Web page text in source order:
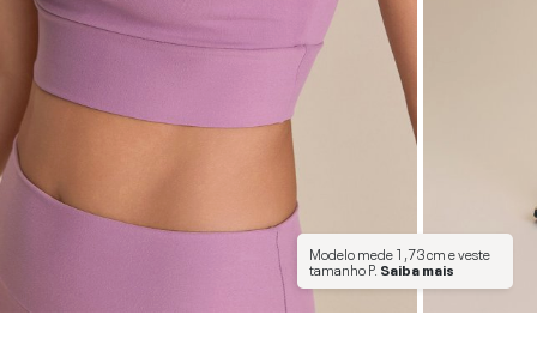
Modelo mede1,73 cme veste
tamanhoP. Saiba mais